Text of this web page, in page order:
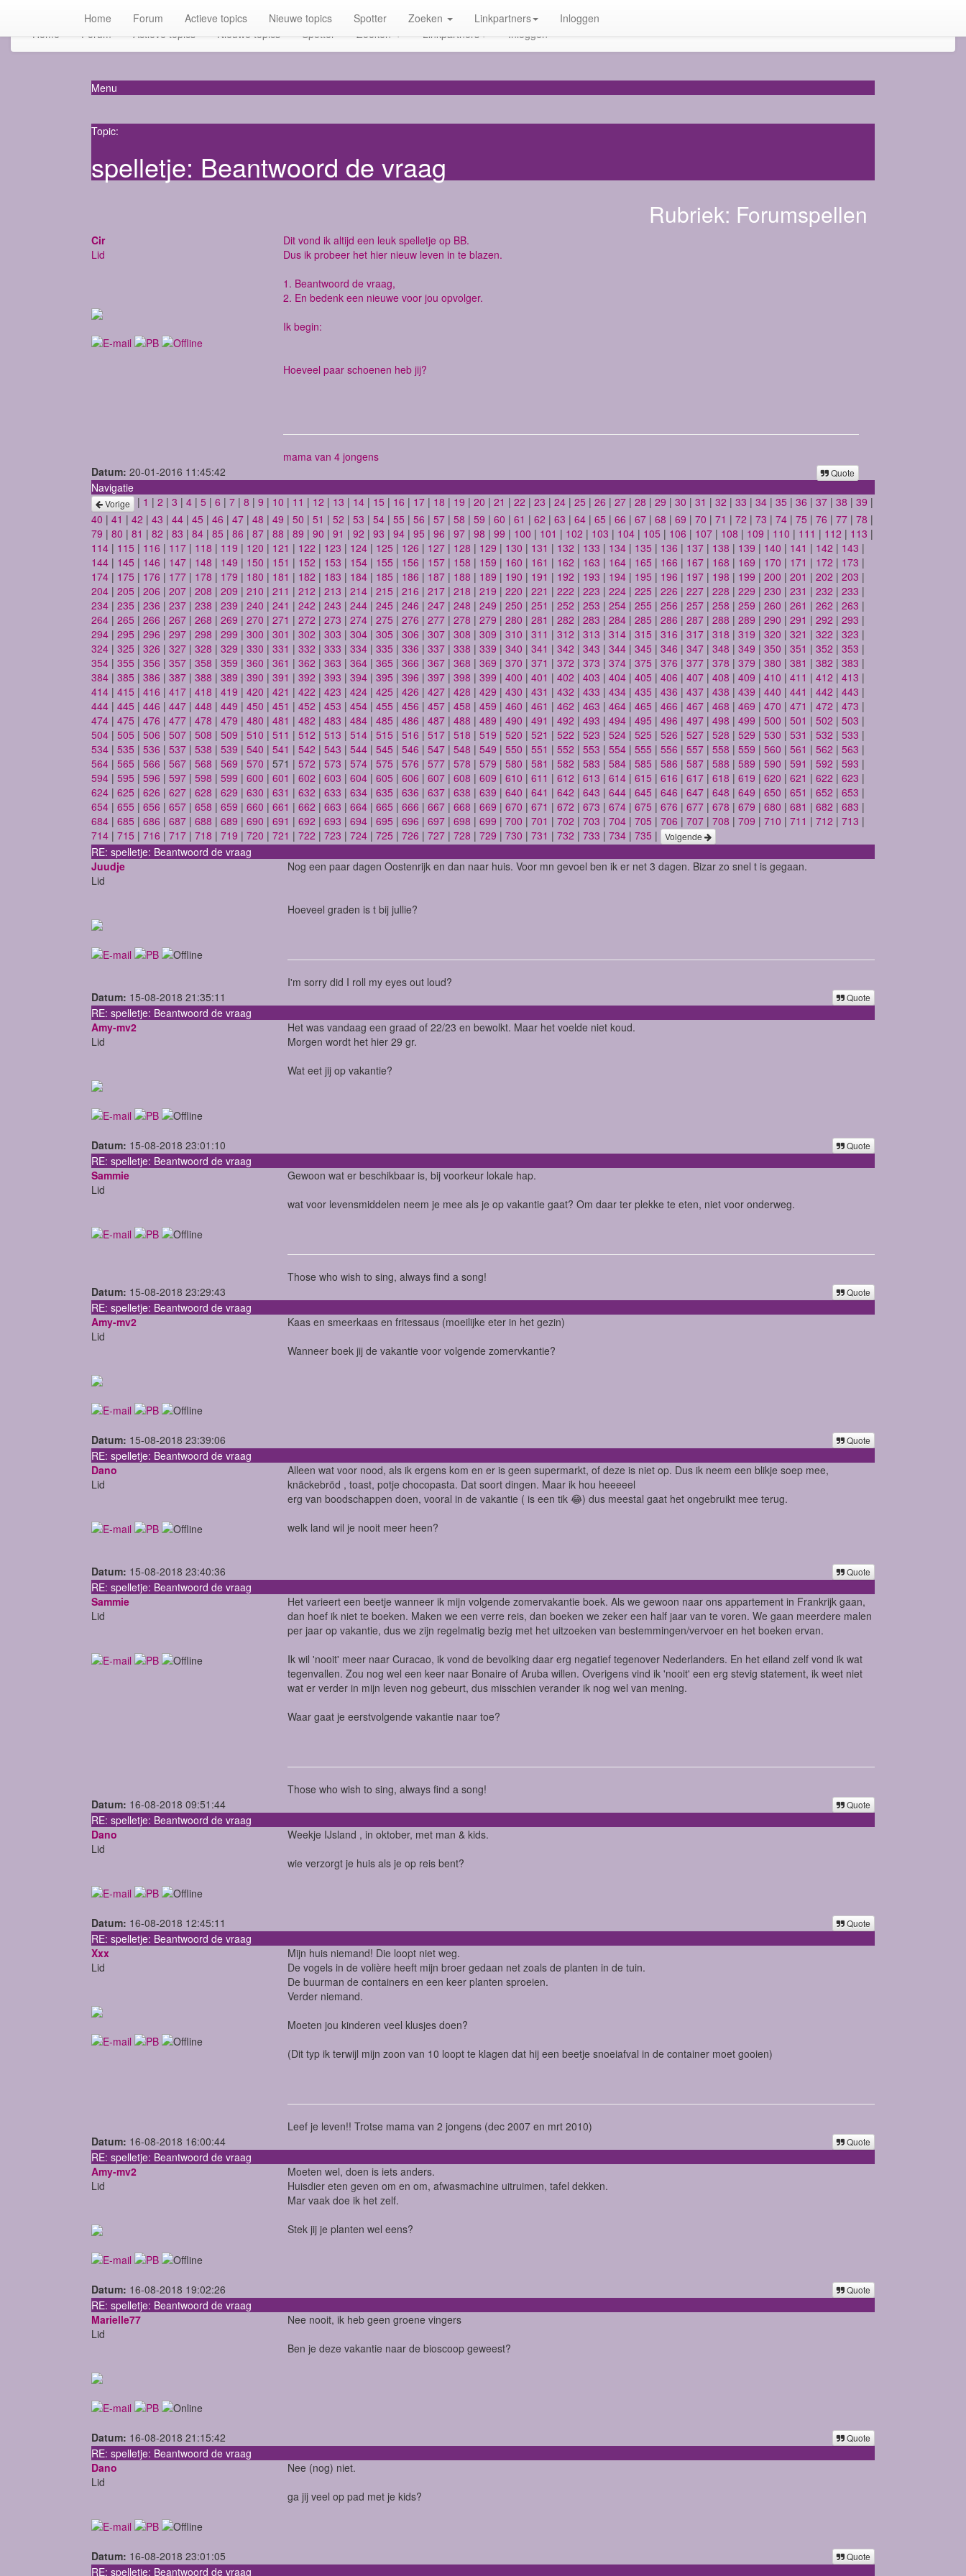
Home Forum Actieve topics Nieuwe topics Spotter Zoeken Linkpartners Inloggen
Home Forum Actieve topics Nieuwe topics Spotter Zoeken Linkpartners Inloggen
Menu
Topic:
spelletje: Beantwoord de vraag
Rubriek: Forumspellen
Cir
Lid
Dit vond ik altijd een leuk spelletje op BB.
Dus ik probeer het hier nieuw leven in te blazen.
1. Beantwoord de vraag,
2. En bedenk een nieuwe voor jou opvolger.
Ik begin:
Hoeveel paar schoenen heb jij?
mama van 4 jongens
Datum: 20-01-2016 11:45:42 Quote
Navigatie
Vorige | 1 | 2 | 3 | 4 | 5 | 6 | 7 | 8 | 9 | 10 | 11 | 12 | 13 | 14 | 15 | 16 | 17 | 18 | 19 | 20 | 21 | 22 | 23 | 24 | 25 | 26 | 27 | 28 | 29 | 30 | 31 | 32 | 33 | 34 | 35 | 36 | 37 | 38 | 39 |
40 | 41 | 42 | 43 | 44 | 45 | 46 | 47 | 48 | 49 | 50 | 51 | 52 | 53 | 54 | 55 | 56 | 57 | 58 | 59 | 60 | 61 | 62 | 63 | 64 | 65 | 66 | 67 | 68 | 69 | 70 | 71 | 72 | 73 | 74 | 75 | 76 | 77 | 78 |
79 | 80 | 81 | 82 | 83 | 84 | 85 | 86 | 87 | 88 | 89 | 90 | 91 | 92 | 93 | 94 | 95 | 96 | 97 | 98 | 99 | 100 | 101 | 102 | 103 | 104 | 105 | 106 | 107 | 108 | 109 | 110 | 111 | 112 | 113 |
114 | 115 | 116 | 117 | 118 | 119 | 120 | 121 | 122 | 123 | 124 | 125 | 126 | 127 | 128 | 129 | 130 | 131 | 132 | 133 | 134 | 135 | 136 | 137 | 138 | 139 | 140 | 141 | 142 | 143 |
144 | 145 | 146 | 147 | 148 | 149 | 150 | 151 | 152 | 153 | 154 | 155 | 156 | 157 | 158 | 159 | 160 | 161 | 162 | 163 | 164 | 165 | 166 | 167 | 168 | 169 | 170 | 171 | 172 | 173 |
174 | 175 | 176 | 177 | 178 | 179 | 180 | 181 | 182 | 183 | 184 | 185 | 186 | 187 | 188 | 189 | 190 | 191 | 192 | 193 | 194 | 195 | 196 | 197 | 198 | 199 | 200 | 201 | 202 | 203 |
204 | 205 | 206 | 207 | 208 | 209 | 210 | 211 | 212 | 213 | 214 | 215 | 216 | 217 | 218 | 219 | 220 | 221 | 222 | 223 | 224 | 225 | 226 | 227 | 228 | 229 | 230 | 231 | 232 | 233 |
234 | 235 | 236 | 237 | 238 | 239 | 240 | 241 | 242 | 243 | 244 | 245 | 246 | 247 | 248 | 249 | 250 | 251 | 252 | 253 | 254 | 255 | 256 | 257 | 258 | 259 | 260 | 261 | 262 | 263 |
264 | 265 | 266 | 267 | 268 | 269 | 270 | 271 | 272 | 273 | 274 | 275 | 276 | 277 | 278 | 279 | 280 | 281 | 282 | 283 | 284 | 285 | 286 | 287 | 288 | 289 | 290 | 291 | 292 | 293 |
294 | 295 | 296 | 297 | 298 | 299 | 300 | 301 | 302 | 303 | 304 | 305 | 306 | 307 | 308 | 309 | 310 | 311 | 312 | 313 | 314 | 315 | 316 | 317 | 318 | 319 | 320 | 321 | 322 | 323 |
324 | 325 | 326 | 327 | 328 | 329 | 330 | 331 | 332 | 333 | 334 | 335 | 336 | 337 | 338 | 339 | 340 | 341 | 342 | 343 | 344 | 345 | 346 | 347 | 348 | 349 | 350 | 351 | 352 | 353 |
354 | 355 | 356 | 357 | 358 | 359 | 360 | 361 | 362 | 363 | 364 | 365 | 366 | 367 | 368 | 369 | 370 | 371 | 372 | 373 | 374 | 375 | 376 | 377 | 378 | 379 | 380 | 381 | 382 | 383 |
384 | 385 | 386 | 387 | 388 | 389 | 390 | 391 | 392 | 393 | 394 | 395 | 396 | 397 | 398 | 399 | 400 | 401 | 402 | 403 | 404 | 405 | 406 | 407 | 408 | 409 | 410 | 411 | 412 | 413 |
414 | 415 | 416 | 417 | 418 | 419 | 420 | 421 | 422 | 423 | 424 | 425 | 426 | 427 | 428 | 429 | 430 | 431 | 432 | 433 | 434 | 435 | 436 | 437 | 438 | 439 | 440 | 441 | 442 | 443 |
444 | 445 | 446 | 447 | 448 | 449 | 450 | 451 | 452 | 453 | 454 | 455 | 456 | 457 | 458 | 459 | 460 | 461 | 462 | 463 | 464 | 465 | 466 | 467 | 468 | 469 | 470 | 471 | 472 | 473 |
474 | 475 | 476 | 477 | 478 | 479 | 480 | 481 | 482 | 483 | 484 | 485 | 486 | 487 | 488 | 489 | 490 | 491 | 492 | 493 | 494 | 495 | 496 | 497 | 498 | 499 | 500 | 501 | 502 | 503 |
504 | 505 | 506 | 507 | 508 | 509 | 510 | 511 | 512 | 513 | 514 | 515 | 516 | 517 | 518 | 519 | 520 | 521 | 522 | 523 | 524 | 525 | 526 | 527 | 528 | 529 | 530 | 531 | 532 | 533 |
534 | 535 | 536 | 537 | 538 | 539 | 540 | 541 | 542 | 543 | 544 | 545 | 546 | 547 | 548 | 549 | 550 | 551 | 552 | 553 | 554 | 555 | 556 | 557 | 558 | 559 | 560 | 561 | 562 | 563 |
564 | 565 | 566 | 567 | 568 | 569 | 570 | 571 | 572 | 573 | 574 | 575 | 576 | 577 | 578 | 579 | 580 | 581 | 582 | 583 | 584 | 585 | 586 | 587 | 588 | 589 | 590 | 591 | 592 | 593 |
594 | 595 | 596 | 597 | 598 | 599 | 600 | 601 | 602 | 603 | 604 | 605 | 606 | 607 | 608 | 609 | 610 | 611 | 612 | 613 | 614 | 615 | 616 | 617 | 618 | 619 | 620 | 621 | 622 | 623 |
624 | 625 | 626 | 627 | 628 | 629 | 630 | 631 | 632 | 633 | 634 | 635 | 636 | 637 | 638 | 639 | 640 | 641 | 642 | 643 | 644 | 645 | 646 | 647 | 648 | 649 | 650 | 651 | 652 | 653 |
654 | 655 | 656 | 657 | 658 | 659 | 660 | 661 | 662 | 663 | 664 | 665 | 666 | 667 | 668 | 669 | 670 | 671 | 672 | 673 | 674 | 675 | 676 | 677 | 678 | 679 | 680 | 681 | 682 | 683 |
684 | 685 | 686 | 687 | 688 | 689 | 690 | 691 | 692 | 693 | 694 | 695 | 696 | 697 | 698 | 699 | 700 | 701 | 702 | 703 | 704 | 705 | 706 | 707 | 708 | 709 | 710 | 711 | 712 | 713 |
714 | 715 | 716 | 717 | 718 | 719 | 720 | 721 | 722 | 723 | 724 | 725 | 726 | 727 | 728 | 729 | 730 | 731 | 732 | 733 | 734 | 735 | Volgende
RE: spelletje: Beantwoord de vraag
Juudje
Lid
Nog een paar dagen Oostenrijk en dan naar huis. Voor mn gevoel ben ik er net 3 dagen. Bizar zo snel t is gegaan.
Hoeveel graden is t bij jullie?
I'm sorry did I roll my eyes out loud?
Datum: 15-08-2018 21:35:11 Quote
RE: spelletje: Beantwoord de vraag
Amy-mv2
Lid
Het was vandaag een graad of 22/23 en bewolkt. Maar het voelde niet koud.
Morgen wordt het hier 29 gr.
Wat eet jij op vakantie?
Datum: 15-08-2018 23:01:10 Quote
RE: spelletje: Beantwoord de vraag
Sammie
Lid
Gewoon wat er beschikbaar is, bij voorkeur lokale hap.
wat voor levensmiddelen neem je mee als je op vakantie gaat? Om daar ter plekke te eten, niet voor onderweg.
Those who wish to sing, always find a song!
Datum: 15-08-2018 23:29:43 Quote
RE: spelletje: Beantwoord de vraag
Amy-mv2
Lid
Kaas en smeerkaas en fritessaus (moeilijke eter in het gezin)
Wanneer boek jij de vakantie voor volgende zomervkantie?
Datum: 15-08-2018 23:39:06 Quote
RE: spelletje: Beantwoord de vraag
Dano
Lid
Alleen wat voor nood, als ik ergens kom en er is geen supermarkt, of deze is niet op. Dus ik neem een blikje soep mee,
knäckebröd , toast, potje chocopasta. Dat soort dingen. Maar ik hou heeeeel
erg van boodschappen doen, vooral in de vakantie ( is een tik 😂) dus meestal gaat het ongebruikt mee terug.
welk land wil je nooit meer heen?
Datum: 15-08-2018 23:40:36 Quote
RE: spelletje: Beantwoord de vraag
Sammie
Lid
Het varieert een beetje wanneer ik mijn volgende zomervakantie boek. Als we gewoon naar ons appartement in Frankrijk gaan,
dan hoef ik niet te boeken. Maken we een verre reis, dan boeken we zeker een half jaar van te voren. We gaan meerdere malen
per jaar op vakantie, dus we zijn regelmatig bezig met het uitzoeken van bestemmingen/vervoer en het boeken ervan.
Ik wil 'nooit' meer naar Curacao, ik vond de bevolking daar erg negatief tegenover Nederlanders. En het eiland zelf vond ik wat
tegenvallen. Zou nog wel een keer naar Bonaire of Aruba willen. Overigens vind ik 'nooit' een erg stevig statement, ik weet niet
wat er verder in mijn leven nog gebeurt, dus misschien verander ik nog wel van mening.
Waar gaat je eerstvolgende vakantie naar toe?
Those who wish to sing, always find a song!
Datum: 16-08-2018 09:51:44 Quote
RE: spelletje: Beantwoord de vraag
Dano
Lid
Weekje IJsland , in oktober, met man & kids.
wie verzorgt je huis als je op reis bent?
Datum: 16-08-2018 12:45:11 Quote
RE: spelletje: Beantwoord de vraag
Xxx
Lid
Mijn huis niemand! Die loopt niet weg.
De vogels in de volière heeft mijn broer gedaan net zoals de planten in de tuin.
De buurman de containers en een keer planten sproeien.
Verder niemand.
Moeten jou kinderen veel klusjes doen?
(Dit typ ik terwijl mijn zoon van 10 loopt te klagen dat hij een beetje snoeiafval in de container moet gooien)
Leef je leven!! Trotse mama van 2 jongens (dec 2007 en mrt 2010)
Datum: 16-08-2018 16:00:44 Quote
RE: spelletje: Beantwoord de vraag
Amy-mv2
Lid
Moeten wel, doen is iets anders.
Huisdier eten geven om en om, afwasmachine uitruimen, tafel dekken.
Mar vaak doe ik het zelf.
Stek jij je planten wel eens?
Datum: 16-08-2018 19:02:26 Quote
RE: spelletje: Beantwoord de vraag
Marielle77
Lid
Nee nooit, ik heb geen groene vingers
Ben je deze vakantie naar de bioscoop geweest?
Datum: 16-08-2018 21:15:42 Quote
RE: spelletje: Beantwoord de vraag
Dano
Lid
Nee (nog) niet.
ga jij veel op pad met je kids?
Datum: 16-08-2018 23:01:05 Quote
RE: spelletje: Beantwoord de vraag